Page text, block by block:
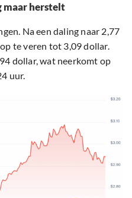
maar herstelt
Na een daling naar 2,77
te veren tot 3,09 dollar.
dollar, wat neerkomt op
uur.